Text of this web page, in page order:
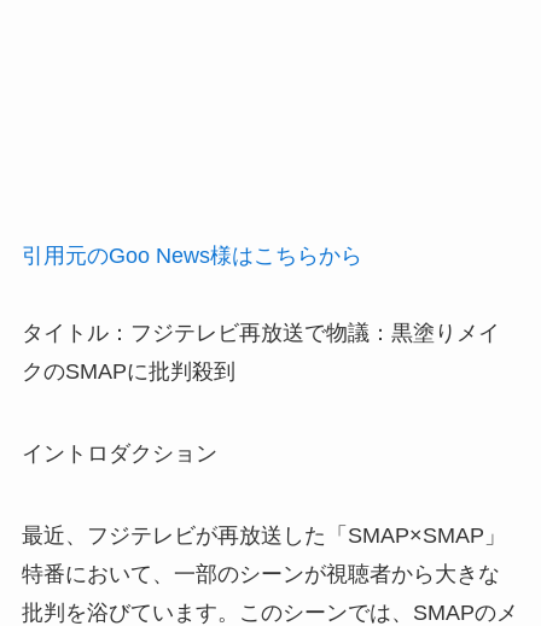
引用元のGoo News様はこちらから
タイトル：フジテレビ再放送で物議：黒塗りメイ
クのSMAPに批判殺到
イントロダクション
最近、フジテレビが再放送した「SMAP×SMAP」
特番において、一部のシーンが視聴者から大きな
批判を浴びています。このシーンでは、SMAPのメ